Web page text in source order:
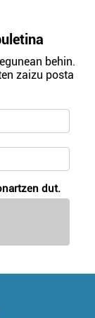
behin.
zaizu posta
dut.